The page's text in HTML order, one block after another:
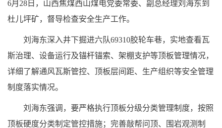
6月28日，山西焦煤西山煤电党委常委、副总经理刘海东到
杜儿坪矿，督导检查安全生产工作。
刘海东深入井下掘进六队69310胶轮车巷，实地查看瓦
斯治理、设备运行及锚杆锚索、架棚支护等顶板管理情况，
详细了解通风瓦斯管控、顶板层间距、生产组织等安全管理
制度落实情况。
刘海东强调，要严格执行顶板分级分类管理制度，按照
顶板硬度分类制定管控措施；完善敲帮问顶、围岩观测制